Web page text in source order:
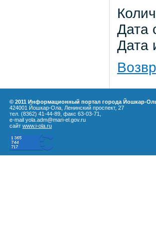
Дата
Дата
© 2011 Информационный портал города Йошкар-
424001 Йошкар-Ола, Ленинский проспект, 27
тел. (8362) 41-44-89, факс 63-03-71,
e-mail yola.adm@mari-el.gov.ru
сайт www.i-ola.ru